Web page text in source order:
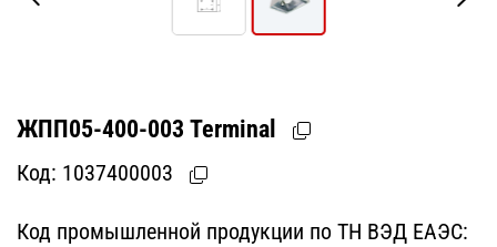
ЖПП05-400-003 Terminal
Код: 1037400003
Код промышленной продукции по ТН ВЭД ЕАЭС: